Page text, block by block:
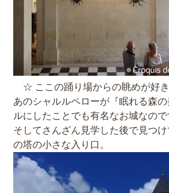
☆ ここの踊り場からの眺めが好
あのシャルルペローが『眠れる森
ルにしたことでも有名なお城なので
そしてさんざん見学した後で見つ
の塔の小さな入り口。